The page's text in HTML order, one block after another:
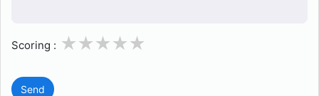
Scoring : 3
2
1
Send